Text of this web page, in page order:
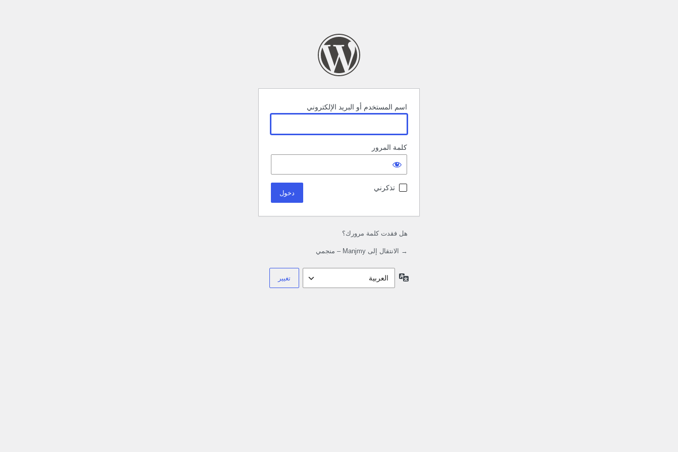
اسم المستخدم أو البريد الإلكتروني
كلمة المرور
تذكرني
هل فقدت كلمة مرورك؟
→ الانتقال إلى Manjmy – منجمي
اللغة